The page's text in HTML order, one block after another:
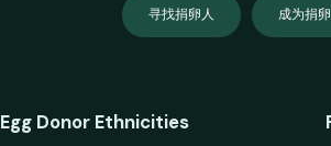
寻找捐卵人 成为捐
Egg Donor Ethnicities